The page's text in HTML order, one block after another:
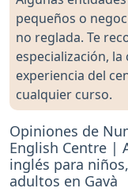
pequeños o
no reglada. Te
especialización,
experiencia del
cualquier curso.
Opiniones de
English Centre |
inglés para
adultos en Gavà